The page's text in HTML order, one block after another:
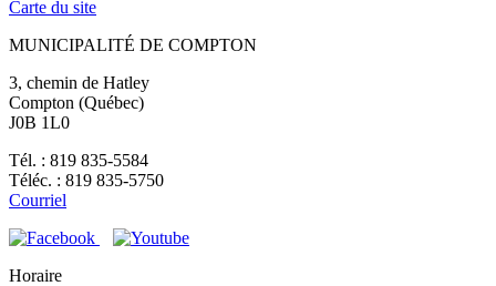
Carte du site
MUNICIPALITÉ DE COMPTON
3, chemin de Hatley
Compton (Québec)
J0B 1L0
Tél. : 819 835-5584
Téléc. : 819 835-5750
Courriel
Horaire